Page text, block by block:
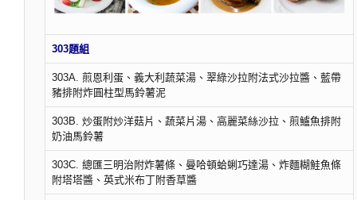
303題組
303A. 煎恩利蛋、義大利蔬菜湯、翠綠沙拉附法式沙拉醬、藍帶
豬排附炸圓柱型馬鈴薯泥
303B. 炒蛋附炒洋菇片、蔬菜片湯、高麗菜絲沙拉、煎鱸魚排附
奶油馬鈴薯
303C. 總匯三明治附炸薯條、曼哈頓蛤蜊巧達湯、炸麵糊鮭魚條
附塔塔醬、英式米布丁附香草醬